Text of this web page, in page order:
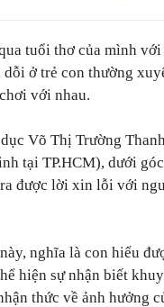
tuổi thơ của mình
dỗi ở trẻ con thường
với nhau.
Võ Thị Trường
tại TP.HCM), dưới
được lời xin lỗi với
nghĩa là con hiểu
hiện sự nhận biết
thức về ảnh hưởng